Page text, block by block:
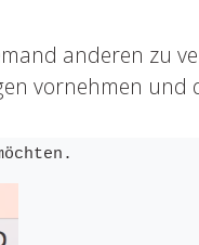
anderen zu
vornehmen